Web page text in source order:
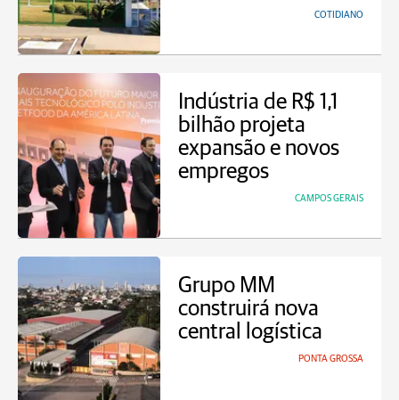
COTIDIANO
Indústria de R$ 1,1
bilhão projeta
expansão e novos
empregos
CAMPOS GERAIS
Grupo MM
construirá nova
central logística
PONTA GROSSA